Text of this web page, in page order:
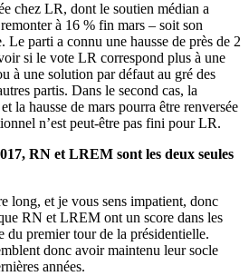
chez LR, dont le soutien médian a
à 16 % fin mars – soit son
Le parti a connu une hausse de près de 2
si le vote LR correspond plus à une
à une solution par défaut au gré des
partis. Dans le second cas, la
la hausse de mars pourra être renversée
n’est peut-être pas fini pour LR.
RN et LREM sont les deux seules
long, et je vous sens impatient, donc
RN et LREM ont un score dans les
du premier tour de la présidentielle.
donc avoir maintenu leur socle
années.